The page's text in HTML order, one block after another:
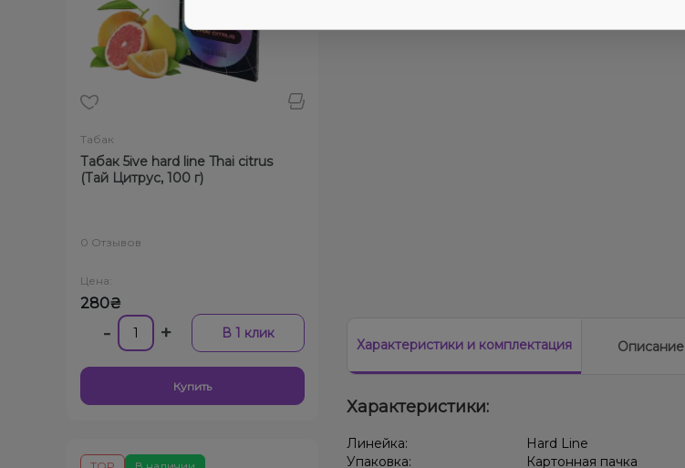
Табак
Табак 5ive hard line Thai citrus
(Тай Цитрус, 100 г)
0 Отзывов
Цена:
280₴
- + В 1 клик
Купить
В наличии
TOP
Характеристикии комплектация Описание
Характеристики:
Линейка:
Hard Line
Упаковка:
Картонная пачка